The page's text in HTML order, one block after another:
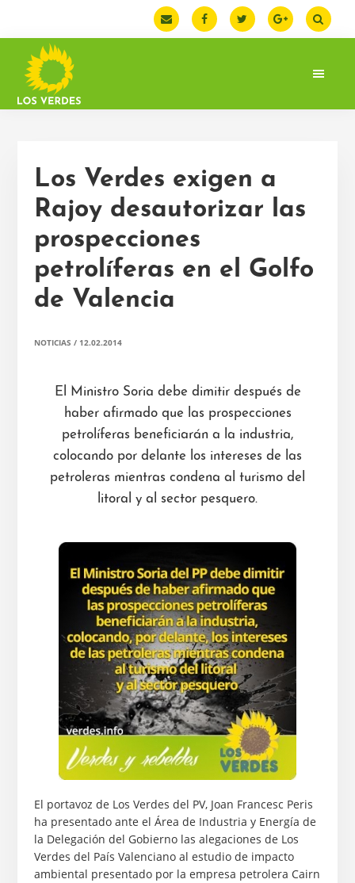
la
navegación
principal
contenido
principal
la
barra
lateral
principal
LOS
Web
Federación
Verdes.
España
Los Verdes exigen a
Rajoy desautorizar las
prospecciones
petrolíferas en el Golfo
de Valencia
NOTICIAS / 12.02.2014
El Ministro Soria debe dimitir después de
haber afirmado que las prospecciones
petrolíferas beneficiarán a la industria,
colocando por delante los intereses de las
petroleras mientras condena al turismo del
litoral y al sector pesquero.
El portavoz de Los Verdes del PV, Joan Francesc Peris
ha presentado ante el Área de Industria y Energía de
la Delegación del Gobierno las alegaciones de Los
Verdes del País Valenciano al estudio de impacto
ambiental presentado por la empresa petrolera Cairn